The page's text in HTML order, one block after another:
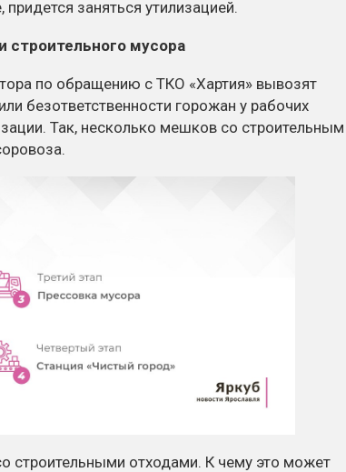
заняться утилизацией.
строительного мусора
по обращению с ТКО «Хартия» вывозят
безответственности горожан у рабочих
Так, несколько мешков со строительным
строительными отходами. К чему это может